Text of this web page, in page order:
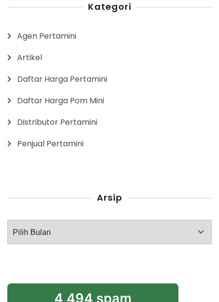
Kategori
Agen Pertamini
Artikel
Daftar Harga Pertamini
Daftar Harga Pom Mini
Distributor Pertamini
Penjual Pertamini
Arsip
Arsip
4,494 spam